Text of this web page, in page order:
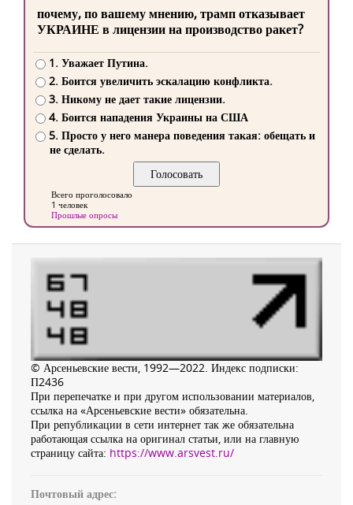
почему, по вашему мнению, трамп отказывает
УКРАИНЕ в лицензии на производство ракет?
1. Уважает Путина.
2. Боится увеличить эскалацию конфликта.
3. Никому не дает такие лицензии.
4. Боится нападения Украины на США
5. Просто у него манера поведения такая: обещать и
не сделать.
Всего проголосовало
1 человек
Прошлые опросы
© Арсеньевские вести, 1992—2022. Индекс подписки:
П2436
При перепечатке и при другом использовании материалов,
ссылка на «Арсеньевские вести» обязательна.
При републикации в сети интернет так же обязательна
работающая ссылка на оригинал статьи, или на главную
страницу сайта: https://www.arsvest.ru/
Почтовый адрес: